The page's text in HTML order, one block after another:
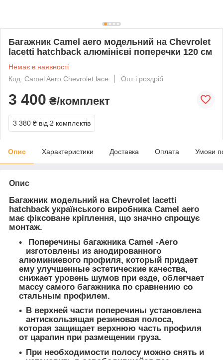
Багажник Camel aero модельний на Сhevrolet
lacetti hatchback алюмінієві поперечки 120 см
Немає в наявності
Код: Camel Aero Сhevrolet lace
Опт і роздріб
3 400 ₴/комплект
3 380 ₴ від 2 комплектів
Опис Характеристики Доставка Оплата Умови
Опис
Багажник модельний на Сhevrolet lacetti
hatchback українського виробника Camel aero
має фіксоване кріплення, що значно спрощує
монтаж.
Поперечины багажника Camel -Aero
изготовлены из анодированного
алюминиевого профиля, который придает
ему улучшенные эстетические качества,
снижает уровень шумов при езде, облегчает
массу самого багажника по сравнению со
стальным профилем.
В верхней части поперечины установлена
антискользящая резиновая полоса,
которая защищает верхнюю часть профиля
от царапин при размещении груза.
При необходимости полосу можно снять и